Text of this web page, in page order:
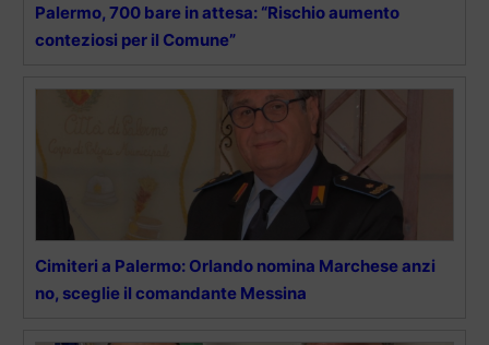
Palermo, 700 bare in attesa: “Rischio aumento
conteziosi per il Comune”
Cimiteri a Palermo: Orlando nomina Marchese anzi
no, sceglie il comandante Messina